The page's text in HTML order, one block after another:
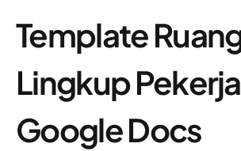
Template
Lingkup
Google Docs